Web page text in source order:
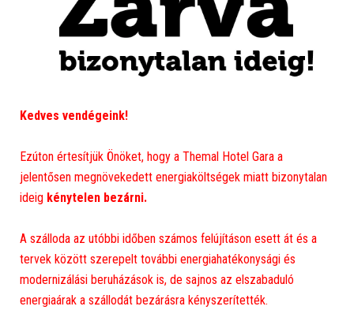
Kedves vendégeink!
Ezúton értesítjük Önöket, hogy a Themal Hotel Gara a
jelentősen megnövekedett energiaköltségek miatt bizonytalan
ideig kénytelen bezárni.
A szálloda az utóbbi időben számos felújításon esett át és a
tervek között szerepelt további energiahatékonysági és
modernizálási beruházások is, de sajnos az elszabaduló
energiaárak a szállodát bezárásra kényszerítették.